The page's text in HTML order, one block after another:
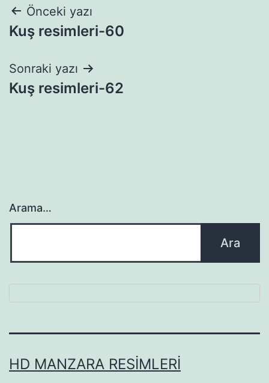
Yazı
gezinmesi
Önceki yazı
Kuş resimleri-60
Sonraki yazı
Kuş resimleri-62
Arama…
HD MANZARA RESIMLERI